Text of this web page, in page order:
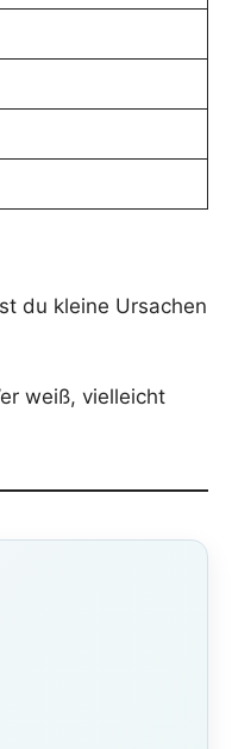
du kleine Ursachen
weiß, vielleicht